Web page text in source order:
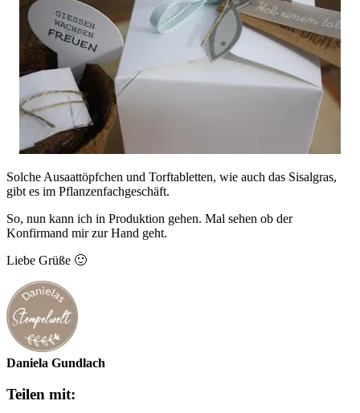
Solche Ausaattöpfchen und Torftabletten, wie auch das Sisalgras,
gibt es im Pflanzenfachgeschäft.
So, nun kann ich in Produktion gehen. Mal sehen ob der
Konfirmand mir zur Hand geht.
Liebe Grüße 🙂
Daniela Gundlach
Teilen mit: